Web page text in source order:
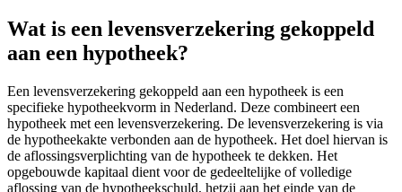
Wat is een levensverzekering gekoppeld
aan een hypotheek?
Een levensverzekering gekoppeld aan een hypotheek is een
specifieke hypotheekvorm in Nederland. Deze combineert een
hypotheek met een levensverzekering. De levensverzekering is via
de hypotheekakte verbonden aan de hypotheek. Het doel hiervan is
de aflossingsverplichting van de hypotheek te dekken. Het
opgebouwde kapitaal dient voor de gedeeltelijke of volledige
aflossing van de hypotheekschuld, hetzij aan het einde van de